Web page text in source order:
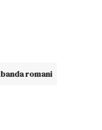
banda romani